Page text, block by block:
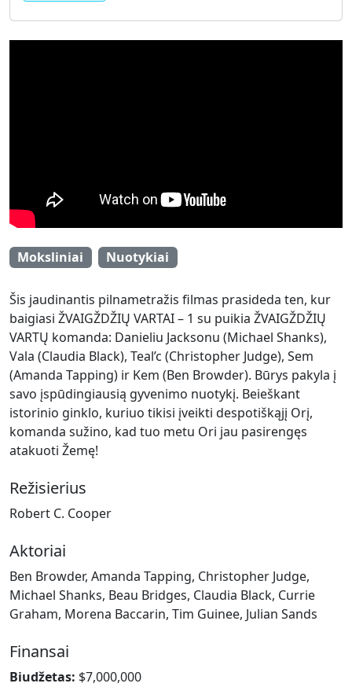
Moksliniai Nuotykiai
Šis jaudinantis pilnametražis filmas prasideda ten, kur
baigiasi ŽVAIGŽDŽIŲ VARTAI – 1 su puikia ŽVAIGŽDŽIŲ
VARTŲ komanda: Danieliu Jacksonu (Michael Shanks),
Vala (Claudia Black), Teal’c (Christopher Judge), Sem
(Amanda Tapping) ir Kem (Ben Browder). Būrys pakyla į
savo įspūdingiausią gyvenimo nuotykį. Beieškant
istorinio ginklo, kuriuo tikisi įveikti despotiškąjį Orį,
komanda sužino, kad tuo metu Ori jau pasirengęs
atakuoti Žemę!
Režisierius
Robert C. Cooper
Aktoriai
Ben Browder, Amanda Tapping, Christopher Judge,
Michael Shanks, Beau Bridges, Claudia Black, Currie
Graham, Morena Baccarin, Tim Guinee, Julian Sands
Finansai
Biudžetas: $7,000,000